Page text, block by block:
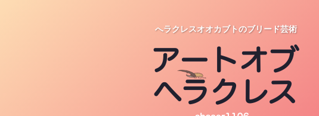
へラクレスオオカブトのブリード芸術